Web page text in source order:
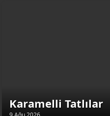
Karamelli Tatlılar